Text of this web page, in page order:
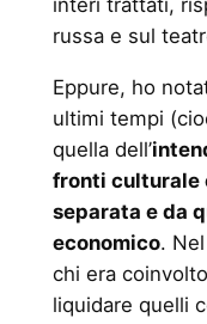
interi trattati,
russa e sul
Eppure, ho
ultimi tempi
quella dell’
fronti culturale
separata e da
economico.
chi era
liquidare quelli